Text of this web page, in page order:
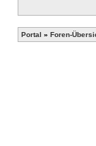
Portal » Foren-